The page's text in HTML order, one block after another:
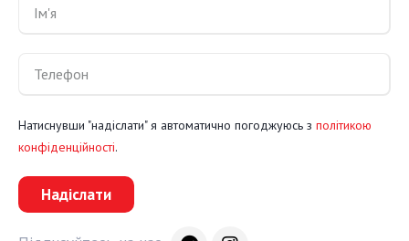
Натиснувши "надіслати" я автоматично погоджуюсь з політикою
конфіденційності.
Надіслати